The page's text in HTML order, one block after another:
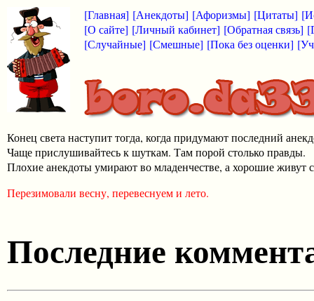
[Главная] [Анекдоты] [Афоризмы] [Цитаты]
[О сайте] [Личный кабинет] [Обратная связь]
[Случайные] [Смешные] [Пока без оценки]
Конец света наступит тогда, когда придумают последний
Чаще прислушивайтесь к шуткам. Там порой столько правды.
Плохие анекдоты умирают во младенчестве, а хорошие живут
Перезимовали весну, перевеснуем и лето.
Последние